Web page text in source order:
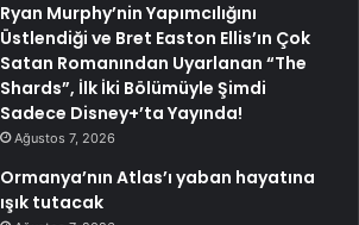
Ryan Murphy’nin Yapımcılığını
Üstlendiği ve Bret Easton Ellis’ın Çok
Satan Romanından Uyarlanan “The
Shards”, İlk İki Bölümüyle Şimdi
Sadece Disney+’ta Yayında!
Ağustos 7, 2026
Ormanya’nın Atlas’ı yaban hayatına
ışık tutacak